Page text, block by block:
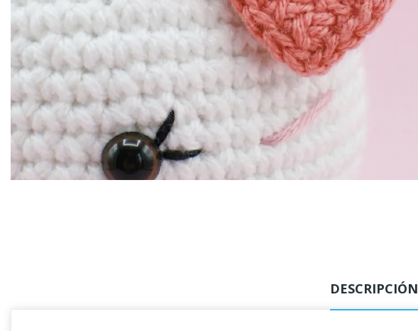
DESCRIPCIÓN